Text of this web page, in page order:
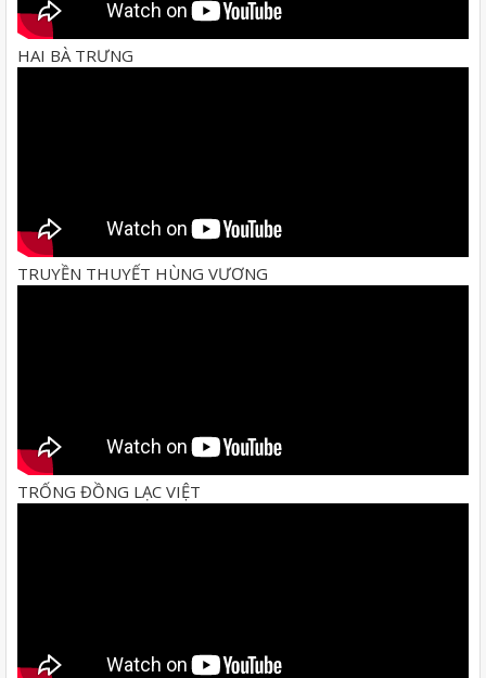
HAI BÀ TRƯNG
TRUYỀN THUYẾT HÙNG VƯƠNG
TRỐNG ĐỒNG LẠC VIỆT